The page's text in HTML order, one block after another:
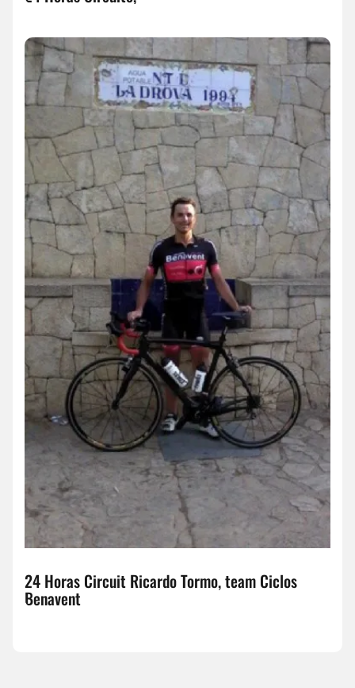
24 Horas Circuit Ricardo Tormo, team Ciclos
Benavent